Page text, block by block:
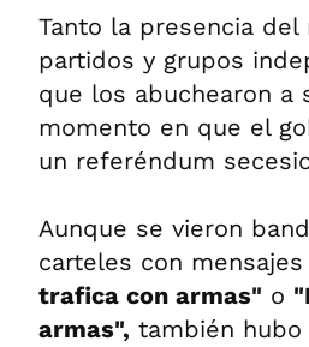
Tanto la presencia
partidos y grupos
que los abuchearon a
momento en que el
un referéndum
Aunque se vieron
carteles con
trafica con armas" o
armas", también hubo